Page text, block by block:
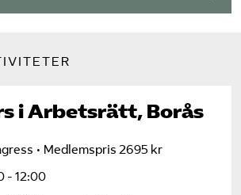
i Arbetsrätt, Borås
Medlemspris 2695 kr
- 12:00